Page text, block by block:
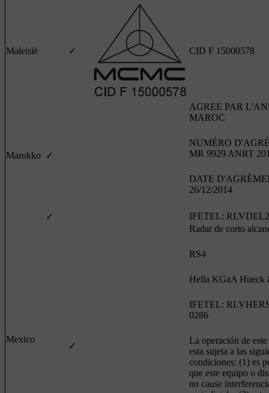
Maleisië ✓ CID F 15000578
Marokko ✓
AGREE PAR
MAROC
NUMÉRO
MR 9929 ANRT
DATE
26/12/2014
Mexico
✓ IFETEL:
✓
Radar de corto
RS4
Hella KGaA Hueck
IFETEL:
0286
La operación de
esta sujeta a las
condiciones: (1) es
que este equipo o
no cause